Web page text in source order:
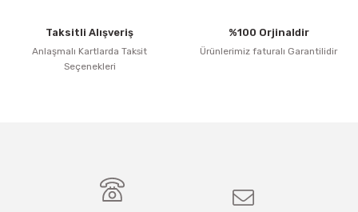
Taksitli Alışveriş
Anlaşmalı Kartlarda Taksit
Seçenekleri
%100 Orjinaldir
Ürünlerimiz faturalı Garantilidir